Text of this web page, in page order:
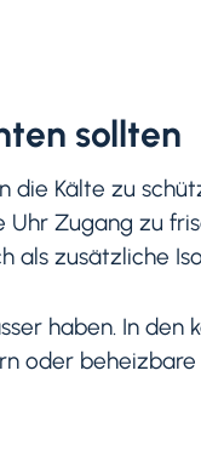
sollten
die Kälte zu
Uhr Zugang zu
als zusätzliche
haben. In den
oder beheizbare